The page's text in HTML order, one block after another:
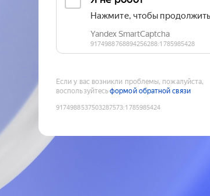
Если у вас возникли проблемы, пожалуйста,
воспользуйтесьформой обратной связи
9174988537503287573:1785985424